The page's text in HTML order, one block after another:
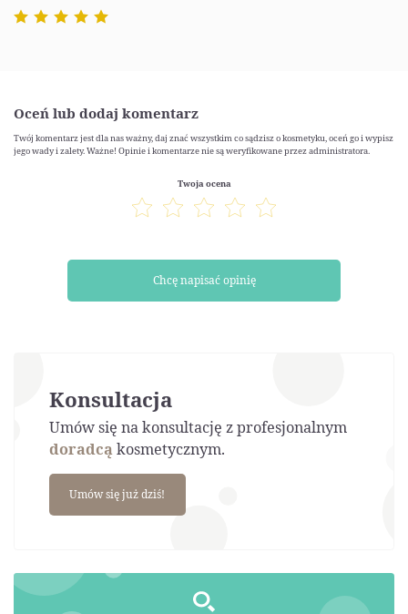
Oceń lub dodaj komentarz
Twój komentarz jest dla nas ważny, daj znać wszystkim co sądzisz o kosmetyku, oceń go i wypisz
jego wady i zalety. Ważne! Opinie i komentarze nie są weryfikowane przez administratora.
Twoja ocena
Chcę napisać opinię
Konsultacja
Umów się na konsultację z profesjonalnym
doradcąkosmetycznym.
Umów się już dziś!